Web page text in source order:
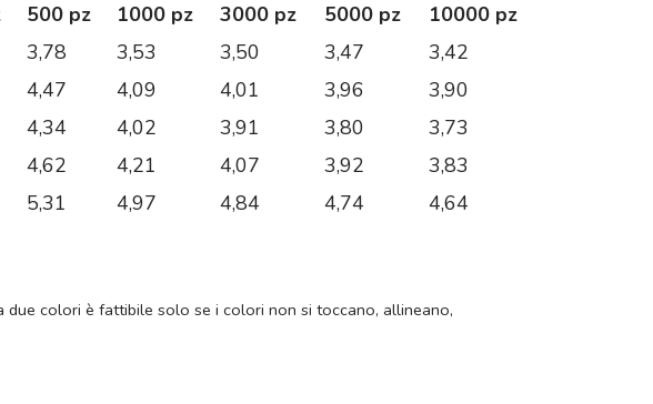
500 pz 1000 pz 3000 pz 5000 pz
10000 pz
3,78 3,53 3,50 3,47
3,42
4,47 4,09 4,01 3,96
3,90
4,34 4,02 3,91 3,80
3,73
4,62 4,21 4,07 3,92
3,83
5,31 4,97 4,84 4,74 4,64
due colori è fattibile solo se i colori non si toccano, allineano,